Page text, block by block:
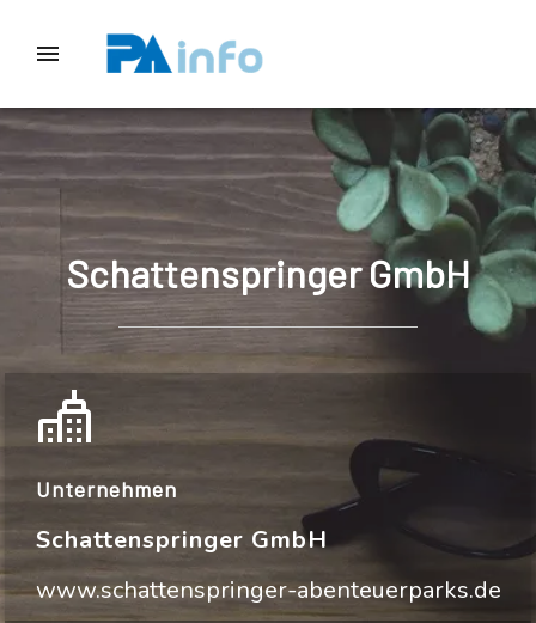
Schattenspringer GmbH
Unternehmen
Schattenspringer GmbH
www.schattenspringer-abenteuerparks.de